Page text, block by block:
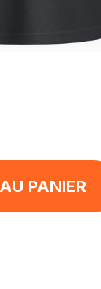
PANIER